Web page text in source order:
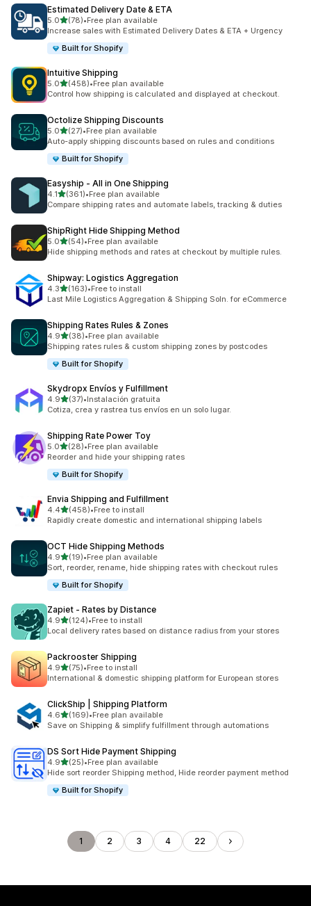
Estimated Delivery Date & ETA
5.05つ星中
(78)
合計レビュー数：78件
•Free plan available
Increase sales with Estimated Delivery Dates & ETA + Urgency
Built for Shopify
Intuitive Shipping
5.05つ星中
(458)
合計レビュー数：458件
•Free plan available
Control how shipping is calculated and displayed at checkout.
Octolize Shipping Discounts
5.05つ星中
(27)
合計レビュー数：27件
•Free plan available
Auto-apply shipping discounts based on rules and conditions
Built for Shopify
Easyship ‑ All in One Shipping
4.15つ星中
(361)
合計レビュー数：361件
•Free plan available
Compare shipping rates and automate labels, tracking & duties
ShipRight Hide Shipping Method
5.05つ星中
(54)
合計レビュー数：54件
•Free plan available
Hide shipping methods and rates at checkout by multiple rules.
Shipway: Logistics Aggregation
4.35つ星中
(163)
合計レビュー数：163件
•Free to install
Last Mile Logistics Aggregation & Shipping Soln. for eCommerce
Shipping Rates Rules & Zones
4.95つ星中
(38)
合計レビュー数：38件
•Free plan available
Shipping rates rules & custom shipping zones by postcodes
Built for Shopify
Skydropx Envíos y Fulfillment
4.95つ星中
(37)
合計レビュー数：37件
•Instalación gratuita
Cotiza, crea y rastrea tus envíos en un solo lugar.
Shipping Rate Power Toy
5.05つ星中
(28)
合計レビュー数：28件
•Free plan available
Reorder and hide your shipping rates
Built for Shopify
Envia Shipping and Fulfillment
4.45つ星中
(458)
合計レビュー数：458件
•Free to install
Rapidly create domestic and international shipping labels
OCT Hide Shipping Methods
4.95つ星中
(19)
合計レビュー数：19件
•Free plan available
Sort, reorder, rename, hide shipping rates with checkout rules
Built for Shopify
Zapiet ‑ Rates by Distance
4.95つ星中
(124)
合計レビュー数：124件
•Free to install
Local delivery rates based on distance radius from your stores
Packrooster Shipping
4.95つ星中
(75)
合計レビュー数：75件
•Free to install
International & domestic shipping platform for European stores
ClickShip | Shipping Platform
4.65つ星中
(169)
合計レビュー数：169件
•Free plan available
Save on Shipping & simplify fulfillment through automations
DS Sort Hide Payment Shipping
4.95つ星中
(25)
合計レビュー数：25件
•Free plan available
Hide sort reorder Shipping method, Hide reorder payment method
Built for Shopify
1 2 3 4 22